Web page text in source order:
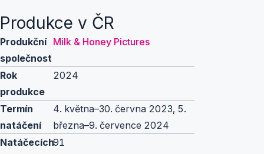
Produkce v ČR
Produkční
společnost
Milk & Honey Pictures
Rok
produkce
2024
Termín
natáčení
4. května–30. června 2023, 5.
března–9. července 2024
Natáčecích91